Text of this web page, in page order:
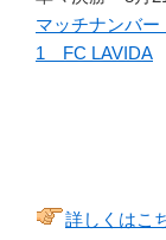
マッチナンバ
1 FC LAVIDA
詳しくはこ